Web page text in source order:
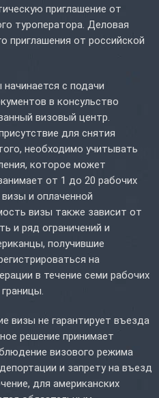
приглашение от
туроператора. Деловая
приглашения от российской
с подачи
в консульство
визовый центр.
для снятия
необходимо учитывать
которое может
от 1 до 20 рабочих
и оплаченной
визы также зависит от
и ряд ограничений и
получившие
на
в течение семи рабочих
визы не гарантирует въезда
решение принимает
визового режима
и запрету на въезд
для американских